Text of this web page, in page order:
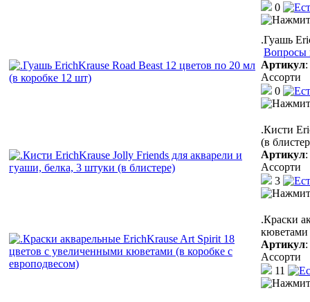
0
.Гуашь
Вопросы
Артикул:
Ассорти
0
.Кисти
(в
Артикул:
Ассорти
3
.Краски
кюветами
Артикул:
Ассорти
11